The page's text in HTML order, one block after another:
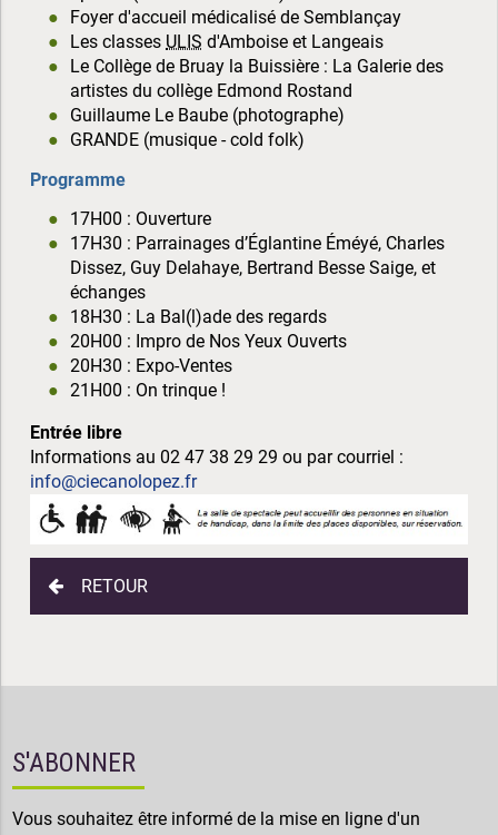
Foyer d'accueil médicalisé de Semblançay
Les classes ULIS d'Amboise et Langeais
Le Collège de Bruay la Buissière : La Galerie des
artistes du collège Edmond Rostand
Guillaume Le Baube (photographe)
GRANDE (musique - cold folk)
Programme
17H00 : Ouverture
17H30 : Parrainages d’Églantine Éméyé, Charles
Dissez, Guy Delahaye, Bertrand Besse Saige, et
échanges
18H30 : La Bal(l)ade des regards
20H00 : Impro de Nos Yeux Ouverts
20H30 : Expo-Ventes
21H00 : On trinque !
Entrée libre
Informations au 02 47 38 29 29 ou par courriel :
info@ciecanolopez.fr
RETOUR
S'ABONNER
Vous souhaitez être informé de la mise en ligne d'un